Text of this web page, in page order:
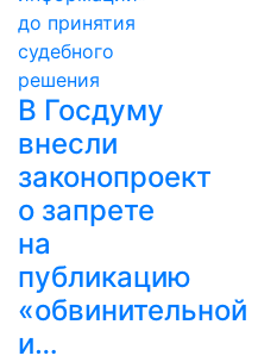
В Госдуму
внесли
законопроект
о запрете
на
публикацию
«обвинительной
и…